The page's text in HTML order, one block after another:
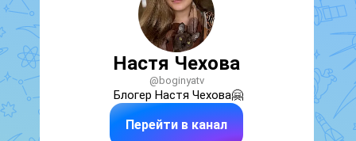
Настя Чехова
@boginyatv
Блогер Настя Чехова🤗
Перейти в канал